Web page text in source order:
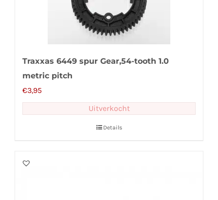
Traxxas 6449 spur Gear,54-tooth 1.0
metric pitch
€3,95
Uitverkocht
Details